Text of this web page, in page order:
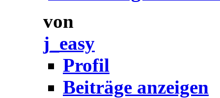
von
j_easy
Profil
Beiträge anzeigen